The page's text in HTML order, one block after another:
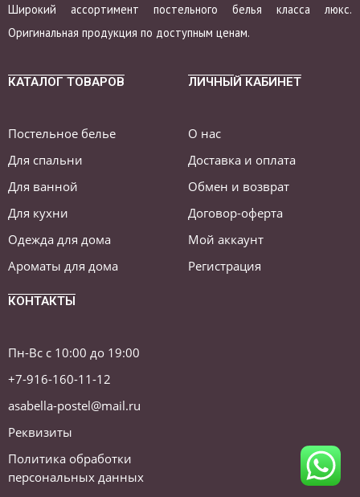
Широкий ассортимент постельного белья класса люкс.
Оригинальная продукция по доступным ценам.
КАТАЛОГ ТОВАРОВ
Постельное белье
Для спальни
Для ванной
Для кухни
Одежда для дома
Ароматы для дома
ЛИЧНЫЙ КАБИНЕТ
О нас
Доставка и оплата
Обмен и возврат
Договор-оферта
Мой аккаунт
Регистрация
КОНТАКТЫ
Пн-Вс с 10:00 до 19:00
+7-916-160-11-12
asabella-postel@mail.ru
Реквизиты
Политика обработки
персональных данных